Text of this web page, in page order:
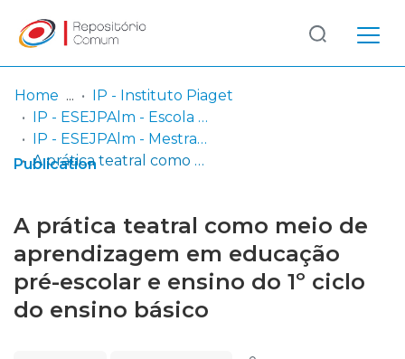
Communities
& Collections
Entities
Statistics
Log
In
(current)
Home
IP - Instituto Piaget
IP - ESEJPAlm - Escola Superior de Educação Jean Piaget de Almada
IP - ESEJPAlm - Mestrados
A prática teatral como meio de aprendizagem em educação pré-escolar e ensino do 1º ciclo do ensino básico
Publication
A prática teatral como meio de
aprendizagem em educação
pré-escolar e ensino do 1º ciclo
do ensino básico